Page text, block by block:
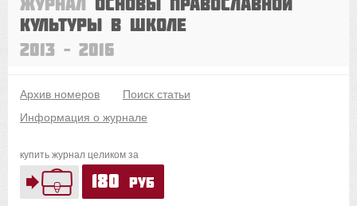
культуры в школе
2013 – 2016
Архив номеров
Поиск статьи
Информация о журнале
купить журнал целиком за
180 руб